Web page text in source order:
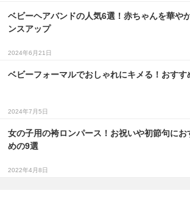
ベビーヘアバンドの人気6選！赤ちゃんを華や
ンスアップ
2024年6月21日
ベビーフォーマルでおしゃれにキメる！おすす
2024年7月5日
女の子用の袴ロンパース！お祝いや初節句にお
めの9選
2022年4月8日